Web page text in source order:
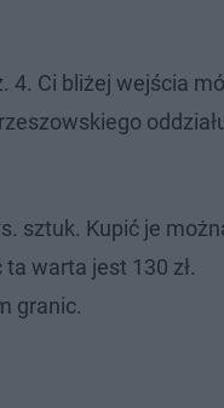
4. Ci bliżej wejścia
sztuk. Kupić je
warta jest 130 zł.
granic.